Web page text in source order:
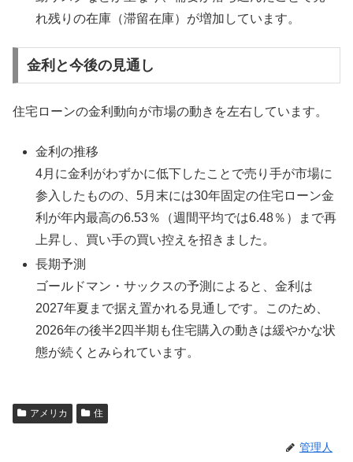
れ残りの在庫（滞留在庫）が増加しています。
金利と今後の見通し
住宅ローンの金利動向が市場の動きを左右しています。
金利の推移
4月に金利がわずかに低下したことで売り手が市場に
参入したものの、5月末には30年固定の住宅ローン金
利が年内最高の6.53％（週間平均では6.48％）まで再
上昇し、買い手の買い控えを招きました。
長期予測
ゴールドマン・サックスの予測によると、金利は
2027年夏まで据え置かれる見通しです。このため、
2026年の後半2四半期も住宅購入の動きは緩やかな状
態が続くとみられています。
アメリカ 住
管理人